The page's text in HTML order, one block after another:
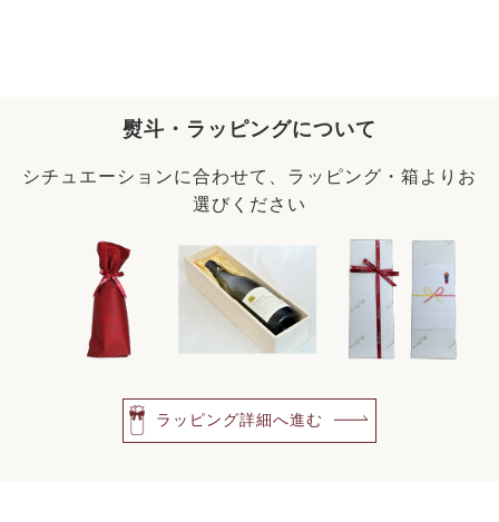
熨斗・ラッピングについて
シチュエーションに合わせて、ラッピング・箱よりお
選びください
ラッピング詳細へ進む